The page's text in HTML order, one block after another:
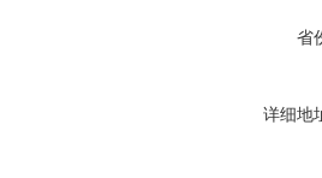
省
详细地